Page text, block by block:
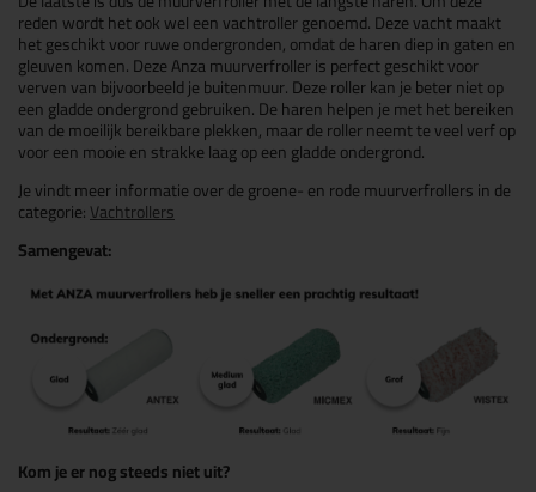
reden wordt het ook wel een vachtroller genoemd. Deze vacht maakt
het geschikt voor ruwe ondergronden, omdat de haren diep in gaten en
gleuven komen. Deze Anza muurverfroller is perfect geschikt voor
verven van bijvoorbeeld je buitenmuur. Deze roller kan je beter niet op
een gladde ondergrond gebruiken. De haren helpen je met het bereiken
van de moeilijk bereikbare plekken, maar de roller neemt te veel verf op
voor een mooie en strakke laag op een gladde ondergrond.
Je vindt meer informatie over de groene- en rode muurverfrollers in de
categorie:Vachtrollers
Samengevat:
Kom je er nog steeds niet uit?